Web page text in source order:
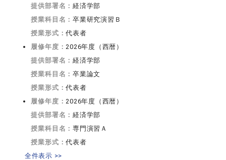
提供部署名：経済学部
授業科目名：卒業研究演習Ｂ
授業形式：代表者
履修年度：2026年度（西暦）
提供部署名：経済学部
授業科目名：卒業論文
授業形式：代表者
履修年度：2026年度（西暦）
提供部署名：経済学部
授業科目名：専門演習Ａ
授業形式：代表者
全件表示 >>